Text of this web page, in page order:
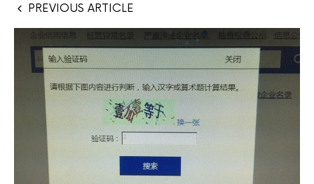
PREVIOUS ARTICLE